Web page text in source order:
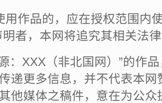
用作品的，应在授权范围内
明者，本网将追究其相关法
：XXX（非北国网）”的作
递更多信息，并不代表本
他媒体之稿件，意在为公